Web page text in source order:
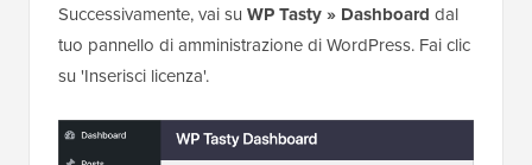
Successivamente, vai su WP Tasty » Dashboard dal
tuo pannello di amministrazione di WordPress. Fai clic
su 'Inserisci licenza'.